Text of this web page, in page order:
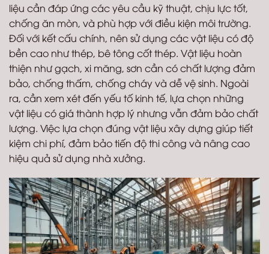
liệu cần đáp ứng các yêu cầu kỹ thuật, chịu lực tốt,
chống ăn mòn, và phù hợp với điều kiện môi trường.
Đối với kết cấu chính, nên sử dụng các vật liệu có độ
bền cao như thép, bê tông cốt thép. Vật liệu hoàn
thiện như gạch, xi măng, sơn cần có chất lượng đảm
bảo, chống thấm, chống cháy và dễ vệ sinh. Ngoài
ra, cần xem xét đến yếu tố kinh tế, lựa chọn những
vật liệu có giá thành hợp lý nhưng vẫn đảm bảo chất
lượng. Việc lựa chọn đúng vật liệu xây dựng giúp tiết
kiệm chi phí, đảm bảo tiến độ thi công và nâng cao
hiệu quả sử dụng nhà xưởng.